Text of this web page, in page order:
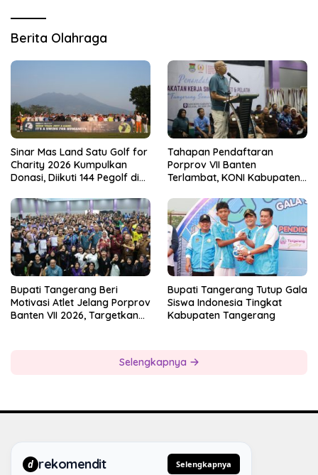
Berita Olahraga
Sinar Mas Land Satu Golf for
Charity 2026 Kumpulkan
Donasi, Diikuti 144 Pegolf di
Tahapan Pendaftaran
Porprov VII Banten
Terlambat, KONI Kabupaten
Kesiapan Panitia
Bupati Tangerang Beri
Motivasi Atlet Jelang Porprov
Banten VII 2026, Targetkan
Bupati Tangerang Tutup Gala
Siswa Indonesia Tingkat
Kabupaten Tangerang
Selengkapnya
d rekomendit Selengkapnya